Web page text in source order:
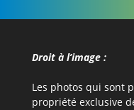
Droit à l’image :
Les photos qui sont
propriété exclusive